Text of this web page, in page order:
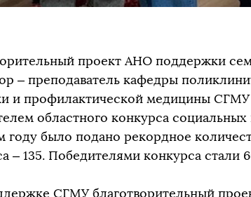
проект АНО поддержки
– преподаватель кафедры
и профилактической медицины СГМУ
областного конкурса
году было подано рекордное
– 135. Победителями конкурса стали
СГМУ благотворительный